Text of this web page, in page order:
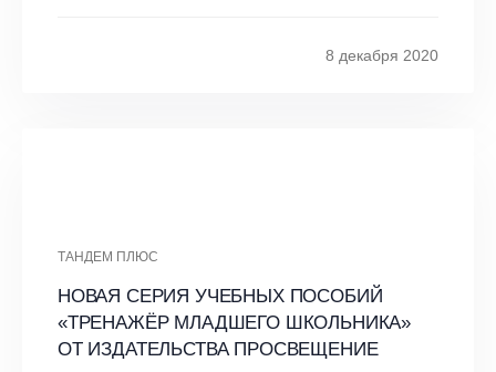
8 декабря 2020
ТАНДЕМ ПЛЮС
НОВАЯ СЕРИЯ УЧЕБНЫХ ПОСОБИЙ
«ТРЕНАЖЁР МЛАДШЕГО ШКОЛЬНИКА»
ОТ ИЗДАТЕЛЬСТВА ПРОСВЕЩЕНИЕ